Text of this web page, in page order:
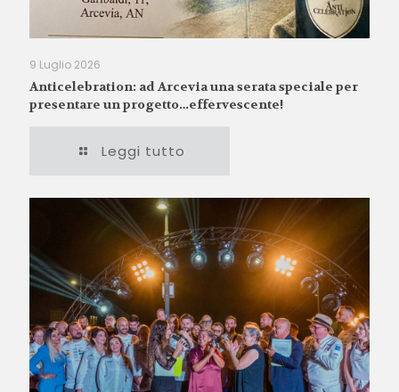
9 Luglio 2026
Anticelebration: ad Arcevia una serata speciale per
presentare un progetto…effervescente!
Leggi tutto